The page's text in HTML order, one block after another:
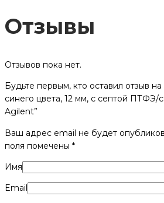
Отзывы
Отзывов пока нет.
Будьте первым, кто оставил отзыв
синего цвета, 12 мм, с септой
Agilent”
Ваш адрес email не будет
поля помечены *
Имя
Email